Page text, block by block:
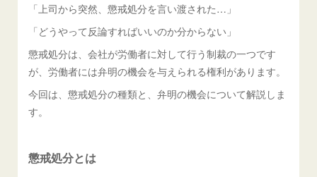
「上司から突然、懲戒処分を言い渡された…」
「どうやって反論すればいいのか分からない」
懲戒処分は、会社が労働者に対して行う制裁の一つです
が、労働者には弁明の機会を与えられる権利があります。
今回は、懲戒処分の種類と、弁明の機会について解説しま
す。
懲戒処分とは